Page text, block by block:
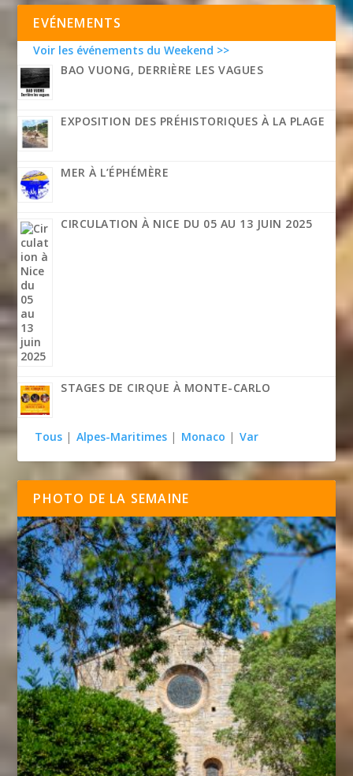
EVÉNEMENTS
Voir les événements du Weekend >>
BAO VUONG, DERRIÈRE LES VAGUES
EXPOSITION DES PRÉHISTORIQUES À LA PLAGE
MER À L’ÉPHÉMÈRE
CIRCULATION À NICE DU 05 AU 13 JUIN 2025
STAGES DE CIRQUE À MONTE-CARLO
Tous | Alpes-Maritimes | Monaco | Var
PHOTO DE LA SEMAINE